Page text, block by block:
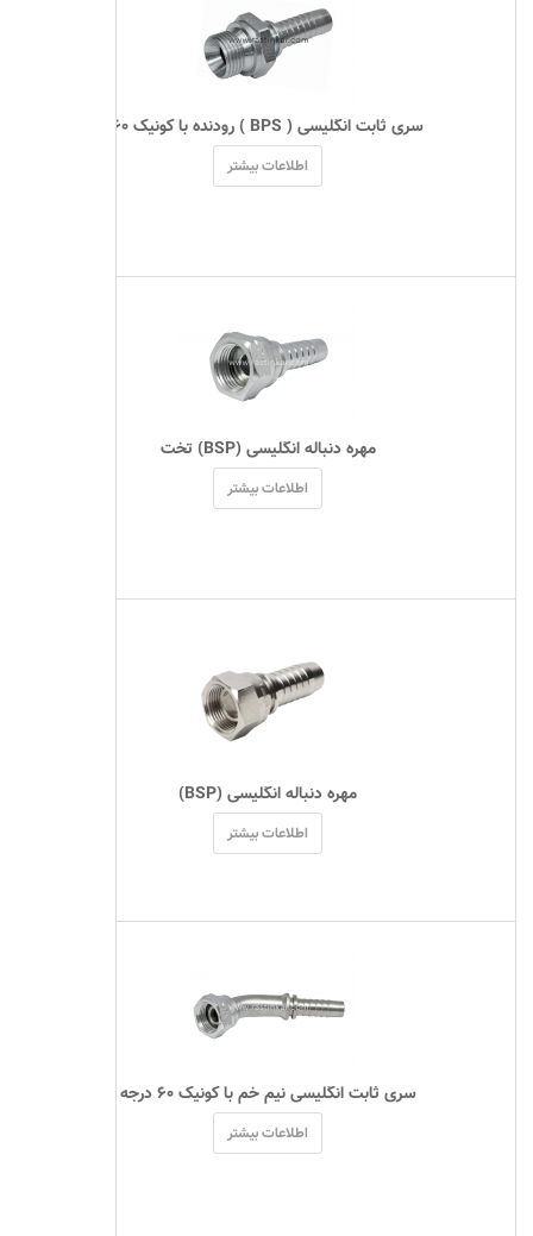
سری ثابت انگلیسی ( BPS ) رودنده با کونیک ۶۰
اطلاعات بیشتر
مهره دنباله انگلیسی (BSP) تخت
اطلاعات بیشتر
مهره دنباله انگلیسی (BSP)
اطلاعات بیشتر
سری ثابت انگلیسی نیم خم با کونیک ۶۰ درجه
اطلاعات بیشتر